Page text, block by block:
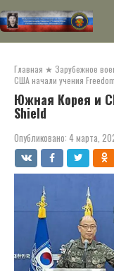
контенту
Главная ★ Зарубежное
США начали учения
Южная Корея и
Shield
Опубликовано: 4 марта,